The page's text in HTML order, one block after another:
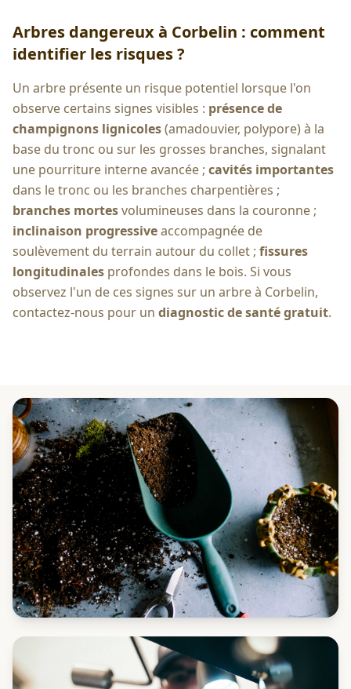
Arbres dangereux à Corbelin : comment
identifier les risques ?
Un arbre présente un risque potentiel lorsque l'on
observe certains signes visibles : présence de
champignons lignicoles(amadouvier, polypore) à la
base du tronc ou sur les grosses branches, signalant
une pourriture interne avancée ; cavités importantes
dans le tronc ou les branches charpentières ;
branches mortesvolumineuses dans la couronne ;
inclinaison progressiveaccompagnée de
soulèvement du terrain autour du collet ; fissures
longitudinales profondes dans le bois. Si vous
observez l'un de ces signes sur un arbre à Corbelin,
contactez-nous pour un diagnostic de santé gratuit.